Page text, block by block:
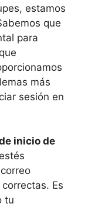
estamos
​que
para
más
sesión en
inicio de
Es⁣
tu⁤